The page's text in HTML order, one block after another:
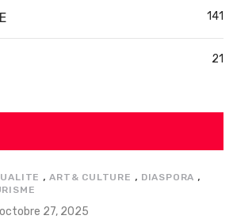
141
21
,ART& CULTURE , DIASPORA ,
octobre 27, 2025